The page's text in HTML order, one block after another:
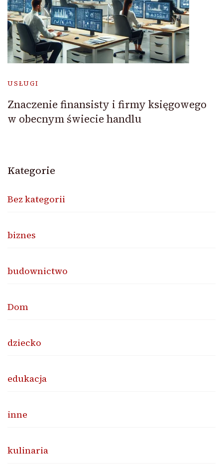
USŁUGI
Znaczenie finansisty i firmy księgowego
w obecnym świecie handlu
Kategorie
Bez kategorii
biznes
budownictwo
Dom
dziecko
edukacja
inne
kulinaria